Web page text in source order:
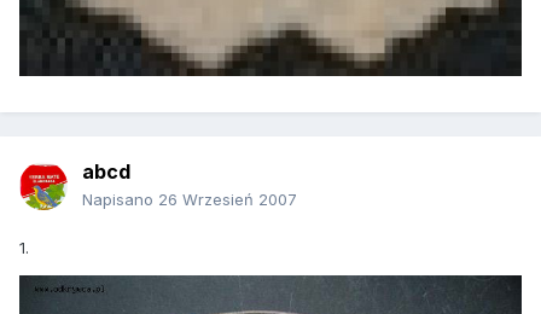
abcd
Napisano 26 Wrzesień 2007
1.